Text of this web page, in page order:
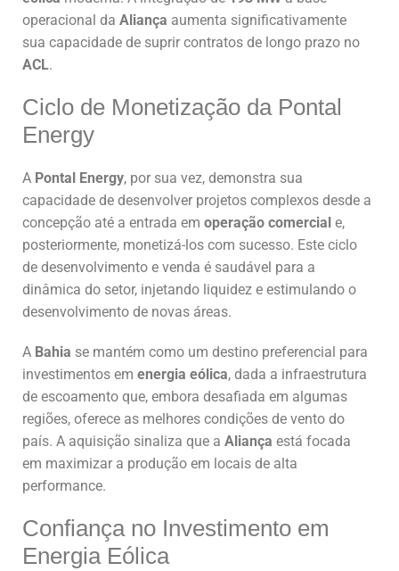
operacional da Aliança aumenta significativamente
sua capacidade de suprir contratos de longo prazo no
ACL.
Ciclo de Monetização da Pontal
Energy
A Pontal Energy, por sua vez, demonstra sua
capacidade de desenvolver projetos complexos desde a
concepção até a entrada em operação comercial e,
posteriormente, monetizá-los com sucesso. Este ciclo
de desenvolvimento e venda é saudável para a
dinâmica do setor, injetando liquidez e estimulando o
desenvolvimento de novas áreas.
A Bahia se mantém como um destino preferencial para
investimentos em energia eólica, dada a infraestrutura
de escoamento que, embora desafiada em algumas
regiões, oferece as melhores condições de vento do
país. A aquisição sinaliza que a Aliança está focada
em maximizar a produção em locais de alta
performance.
Confiança no Investimento em
Energia Eólica